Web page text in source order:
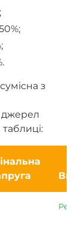
з
джерел